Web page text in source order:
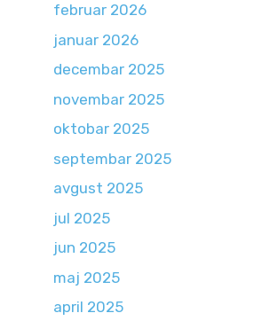
februar 2026
januar 2026
decembar 2025
novembar 2025
oktobar 2025
septembar 2025
avgust 2025
jul 2025
jun 2025
maj 2025
april 2025